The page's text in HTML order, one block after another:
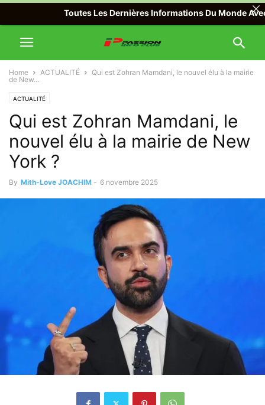
Home ACTUALITÉ
Qui est Zohran Mamdani, le nouvel élu à la mairie
de New...
ACTUALITÉ
Qui est Zohran Mamdani, le
nouvel élu à la mairie de New
York ?
By Mith-Love JOACHIM - 6 novembre 2025
Toutes Les Dernières Informations Du Monde Avec